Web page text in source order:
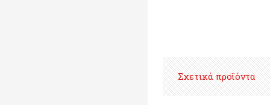
Σχετικά προϊόντα